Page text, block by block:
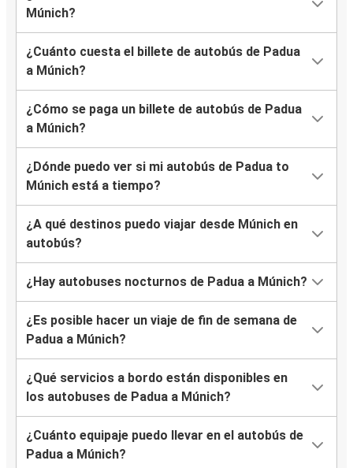
Múnich?
¿Cuánto cuesta el billete de autobús de Padua
a Múnich?
¿Cómo se paga un billete de autobús de Padua
a Múnich?
¿Dónde puedo ver si mi autobús de Padua to
Múnich está a tiempo?
¿A qué destinos puedo viajar desde Múnich en
autobús?
¿Hay autobuses nocturnos de Padua a Múnich?
¿Es posible hacer un viaje de fin de semana de
Padua a Múnich?
¿Qué servicios a bordo están disponibles en
los autobuses de Padua a Múnich?
¿Cuánto equipaje puedo llevar en el autobús de
Padua a Múnich?